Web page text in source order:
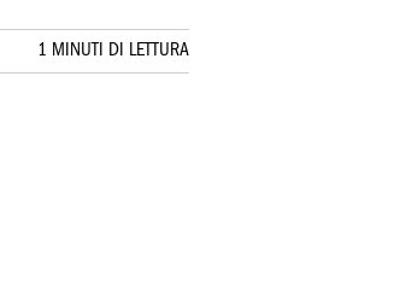
1 MINUTI DI LETTURA